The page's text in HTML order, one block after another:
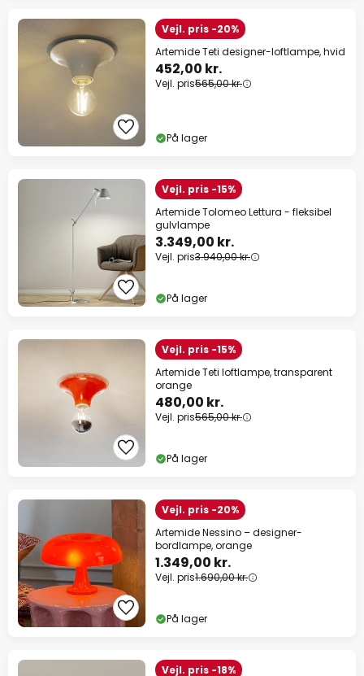
Vejl. pris -20%
Artemide Teti designer-loftlampe, hvid
452,00 kr.
Vejl. pris565,00 kr.
På lager
Vejl. pris -15%
Artemide Tolomeo Lettura - fleksibel
gulvlampe
3.349,00 kr.
Vejl. pris3.940,00 kr.
På lager
Vejl. pris -15%
Artemide Teti loftlampe, transparent
orange
480,00 kr.
Vejl. pris565,00 kr.
På lager
Vejl. pris -20%
Artemide Nessino – designer-
bordlampe, orange
1.349,00 kr.
Vejl. pris1.690,00 kr.
På lager
Vejl. pris -18%